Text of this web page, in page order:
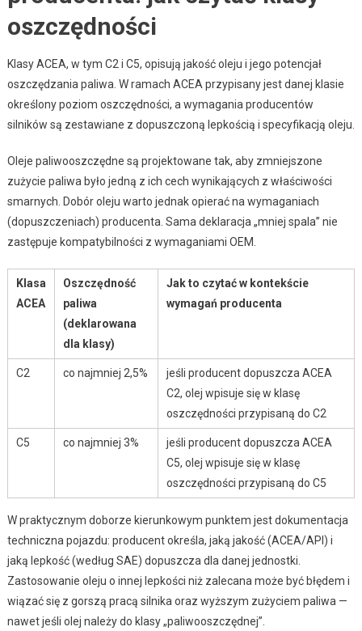
oszczędności
Klasy ACEA, w tym C2 i C5, opisują jakość oleju i jego potencjał
oszczędzania paliwa. W ramach ACEA przypisany jest danej klasie
określony poziom oszczędności, a wymagania producentów
silników są zestawiane z dopuszczoną lepkością i specyfikacją oleju.
Oleje paliwooszczędne są projektowane tak, aby zmniejszone
zużycie paliwa było jedną z ich cech wynikających z właściwości
smarnych. Dobór oleju warto jednak opierać na wymaganiach
(dopuszczeniach) producenta. Sama deklaracja „mniej spala” nie
zastępuje kompatybilności z wymaganiami OEM.
Klasa
ACEA
Oszczędność
paliwa
(deklarowana
dla klasy)
Jak to czytać w kontekście
wymagań producenta
C2 co najmniej 2,5%
jeśli producent dopuszcza ACEA
C2, olej wpisuje się w klasę
oszczędności przypisaną do C2
C5 co najmniej 3%
jeśli producent dopuszcza ACEA
C5, olej wpisuje się w klasę
oszczędności przypisaną do C5
W praktycznym doborze kierunkowym punktem jest dokumentacja
techniczna pojazdu: producent określa, jaką jakość (ACEA/API) i
jaką lepkość (według SAE) dopuszcza dla danej jednostki.
Zastosowanie oleju o innej lepkości niż zalecana może być błędem i
wiązać się z gorszą pracą silnika oraz wyższym zużyciem paliwa —
nawet jeśli olej należy do klasy „paliwooszczędnej”.